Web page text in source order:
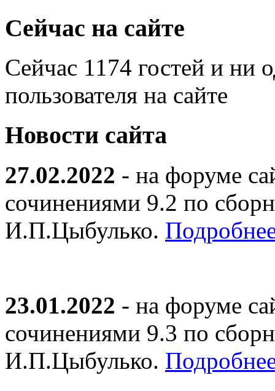
Сейчас на сайте
Сейчас 1174 гостей и ни
пользователя на сайте
Новости сайта
27.02.2022 - на форуме
сочинениями 9.2 по
И.П.Цыбулько.
23.01.2022 - на форуме
сочинениями 9.3 по
И.П.Цыбулько.